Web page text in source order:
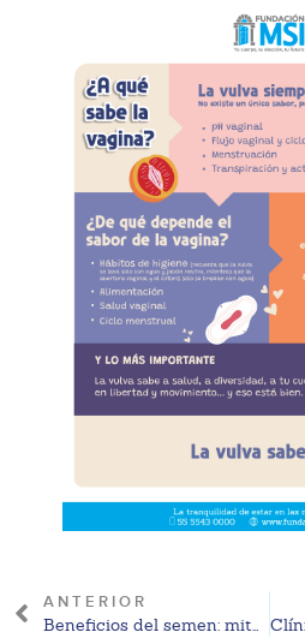
ANTERIOR
Beneficios del semen: mitos y verdades